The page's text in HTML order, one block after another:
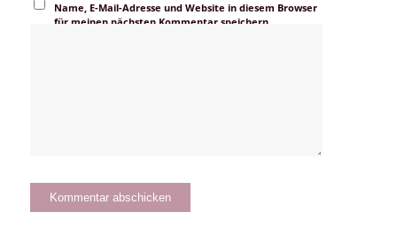
Name, E-Mail-Adresse und Website in diesem Browser
für meinen nächsten Kommentar speichern.